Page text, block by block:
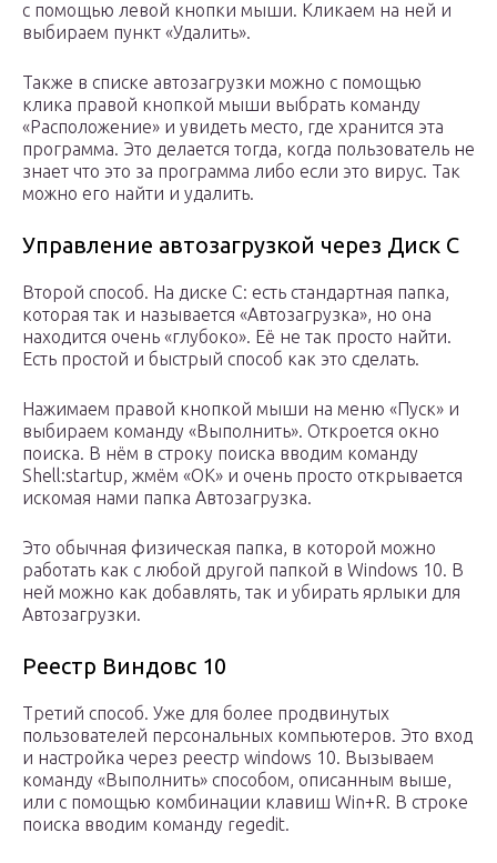
с помощью левой кнопки мыши. Кликаем на ней и
выбираем пункт «Удалить».
Также в списке автозагрузки можно с помощью
клика правой кнопкой мыши выбрать команду
«Расположение» и увидеть место, где хранится эта
программа. Это делается тогда, когда пользователь не
знает что это за программа либо если это вирус. Так
можно его найти и удалить.
Управление автозагрузкой через Диск С
Второй способ. На диске С: есть стандартная папка,
которая так и называется «Автозагрузка», но она
находится очень «глубоко». Её не так просто найти.
Есть простой и быстрый способ как это сделать.
Нажимаем правой кнопкой мыши на меню «Пуск» и
выбираем команду «Выполнить». Откроется окно
поиска. В нём в строку поиска вводим команду
Shell:startup, жмём «ОК» и очень просто открывается
искомая нами папка Автозагрузка.
Это обычная физическая папка, в которой можно
работать как с любой другой папкой в Windows 10. В
ней можно как добавлять, так и убирать ярлыки для
Автозагрузки.
Реестр Виндовс 10
Третий способ. Уже для более продвинутых
пользователей персональных компьютеров. Это вход
и настройка через реестр windows 10. Вызываем
команду «Выполнить» способом, описанным выше,
или с помощью комбинации клавиш Win+R. В строке
поиска вводим команду regedit.